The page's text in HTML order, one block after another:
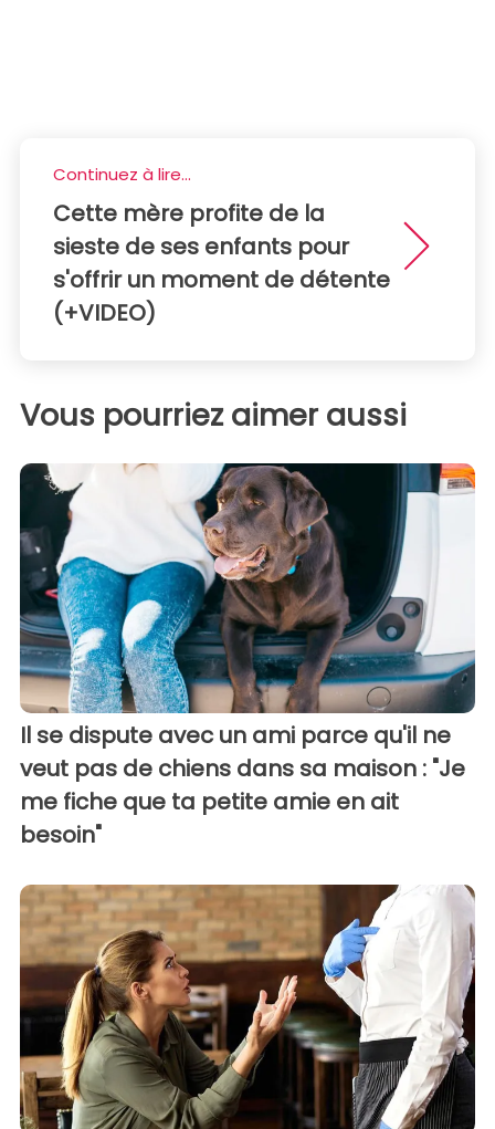
Continuez à lire...
Cette mère profite de la
sieste de ses enfants pour
s'offrir un moment de détente
(+VIDEO)
Vous pourriez aimer aussi
Il se dispute avec un ami parce qu'il ne
veut pas de chiens dans sa maison : "Je
me fiche que ta petite amie en ait
besoin"